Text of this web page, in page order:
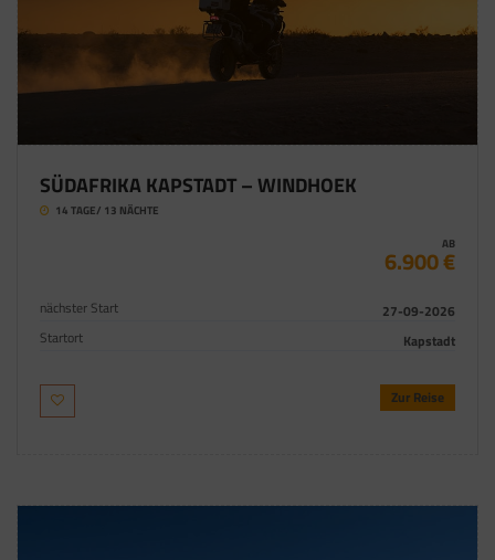
SÜDAFRIKA KAPSTADT – WINDHOEK
14 TAGE/ 13 NÄCHTE
AB
6.900 €
nächster Start
27-09-2026
Startort
Kapstadt
Zur Reise